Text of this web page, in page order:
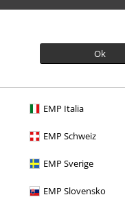
Ok
EMP Italia
EMP Schweiz
EMP Sverige
EMP Slovensko